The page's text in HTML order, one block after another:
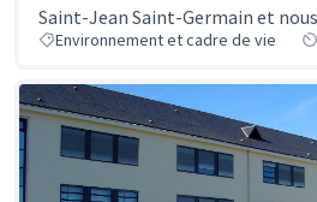
Saint-Jean Saint-Germain et
Environnement et cadre de vie